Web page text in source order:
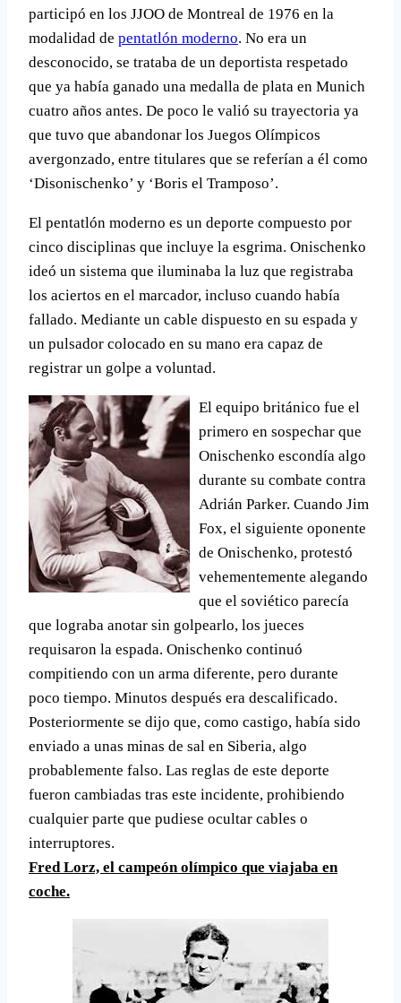
participó en los JJOO de Montreal de 1976 en la
modalidad de pentatlón moderno. No era un
desconocido, se trataba de un deportista respetado
que ya habí­a ganado una medalla de plata en Munich
cuatro años antes. De poco le valió su trayectoria ya
que tuvo que abandonar los Juegos Olí­mpicos
avergonzado, entre titulares que se referí­an a él como
‘Disonischenko’ y ‘Boris el Tramposo’.
El pentatlón moderno es un deporte compuesto por
cinco disciplinas que incluye la esgrima. Onischenko
ideó un sistema que iluminaba la luz que registraba
los aciertos en el marcador, incluso cuando habí­a
fallado. Mediante un cable dispuesto en su espada y
un pulsador colocado en su mano era capaz de
registrar un golpe a voluntad.
El equipo británico fue el
primero en sospechar que
Onischenko escondí­a algo
durante su combate contra
Adrián Parker. Cuando Jim
Fox, el siguiente oponente
de Onischenko, protestó
vehementemente alegando
que el soviético parecí­a
que lograba anotar sin golpearlo, los jueces
requisaron la espada. Onischenko continuó
compitiendo con un arma diferente, pero durante
poco tiempo. Minutos después era descalificado.
Posteriormente se dijo que, como castigo, habí­a sido
enviado a unas minas de sal en Siberia, algo
probablemente falso. Las reglas de este deporte
fueron cambiadas tras este incidente, prohibiendo
cualquier parte que pudiese ocultar cables o
interruptores.
Fred Lorz, el campeón olí­mpico que viajaba en
coche.